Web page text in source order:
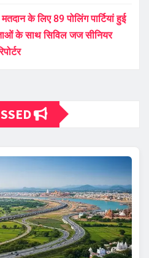
के लिए 89 पोलिंग पार्टियां हुई
के साथ सिविल जज सीनियर